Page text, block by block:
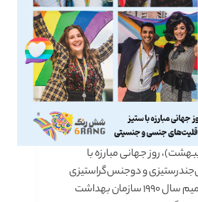
میلادی (۲۷ اردیبهشت)، روز جهانی مبارزه با
و دوجنس‌گرا‌ستیزی
(IDAHOBIT)، به یاد تصمیم سال ۱۹۹۰ سازمان بهداشت